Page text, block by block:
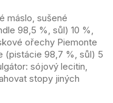
máslo, sušené
98,5 %, sůl) 10 %,
ořechy Piemonte
(pistácie 98,7 %, sůl) 5
sójový lecitin,
stopy jiných